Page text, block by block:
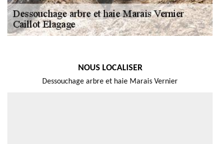
NOUS LOCALISER
Dessouchage arbre et haie Marais Vernier